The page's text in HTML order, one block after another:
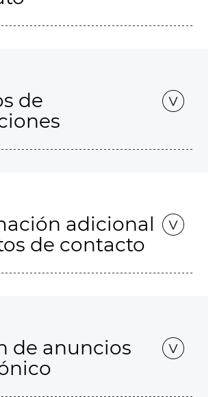
de
adicional
de contacto
de anuncios